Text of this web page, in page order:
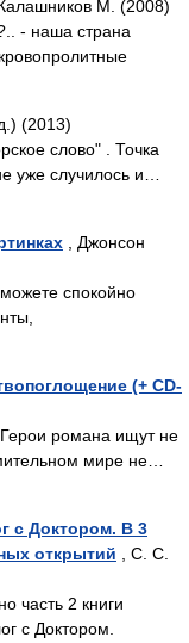
М. (2008)
- наша страна
(2013)
слово" . Точка
уже случилось и…
, Джонсон
спокойно
(+ CD-
романа ищут не
мире не…
с Доктором. В 3
открытий , С. С.
часть 2 книги
с Доктором.